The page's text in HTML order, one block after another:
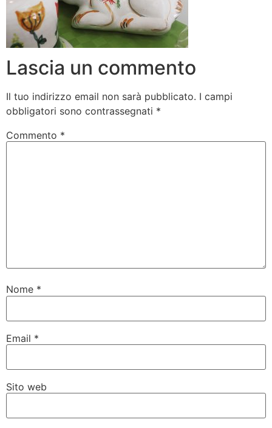
Lascia un commento
Il tuo indirizzo email non sarà pubblicato. I campi
obbligatori sono contrassegnati *
Commento *
Nome *
Email *
Sito web